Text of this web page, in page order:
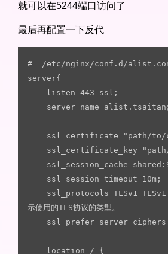
就可以在5244端口访问了
最后再配置一下反代
#  /etc/nginx/conf.d/
server{
示使用的TLS协议的类型。